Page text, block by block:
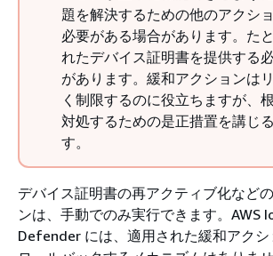
題を解決するための他のアクシ
必要がある場合があります。た
れたデバイス証明書を提供する
があります。緩和アクションは
く制限するのに役立ちますが、
対処するための是正措置を講じ
す。
デバイス証明書の再アクティブ化など
ンは、手動でのみ実行できます。AWS
Defender には、適用された緩和アク